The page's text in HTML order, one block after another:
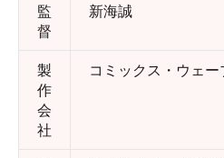
監
督
新海誠
製
作
会
社
コミックス・ウェー